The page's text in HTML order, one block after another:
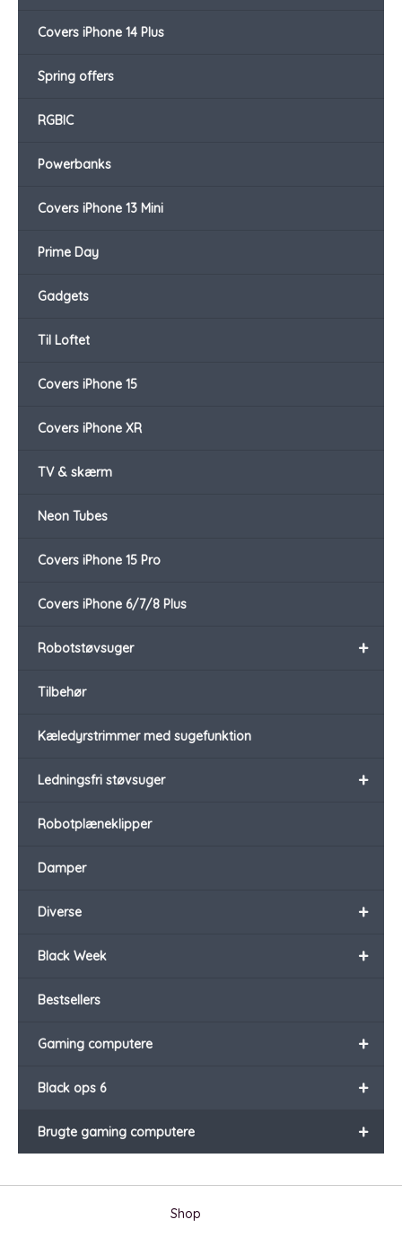
Covers iPhone 14 Plus
Spring offers
RGBIC
Powerbanks
Covers iPhone 13 Mini
Prime Day
Gadgets
Til Loftet
Covers iPhone 15
Covers iPhone XR
TV & skærm
Neon Tubes
Covers iPhone 15 Pro
Covers iPhone 6/7/8 Plus
+
Robotstøvsuger
Tilbehør
Kæledyrstrimmer med sugefunktion
+
Ledningsfri støvsuger
Robotplæneklipper
Damper
+
Diverse
+
Black Week
Bestsellers
+
Gaming computere
+
Black ops 6
+
Brugte gaming computere
Shop